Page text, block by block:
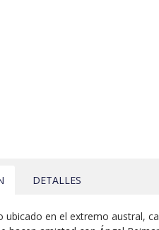
DETALLES
en el extremo austral,